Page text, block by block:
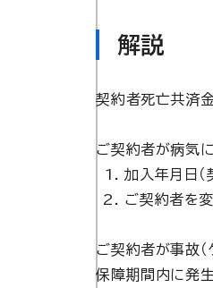
解説
契約者死亡共済
ご契約者が病気
加入年月日（
ご契約者を
ご契約者が事故
保障期間内に発